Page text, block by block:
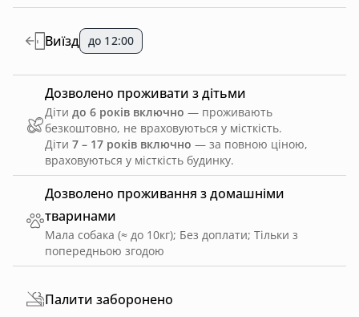
Дозволено проживання з домашніми
тваринами
Мала собака (≈ до 10кг); Без доплати; Тільки з
попередньою згодою
Виїзд до 12:00
Дозволено проживати з дітьми
Діти до 6 років включно — проживають
безкоштовно, не враховуються у місткість.
Діти 7 – 17 років включно — за повною ціною,
враховуються у місткість будинку.
Палити заборонено